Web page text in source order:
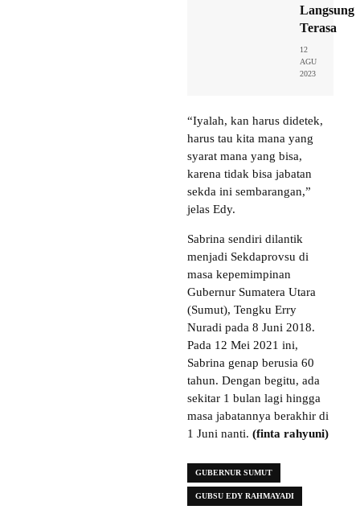
Langsung
Terasa
12
AGU
2023
“Iyalah, kan harus didetek,
harus tau kita mana yang
syarat mana yang bisa,
karena tidak bisa jabatan
sekda ini sembarangan,”
jelas Edy.
Sabrina sendiri dilantik
menjadi Sekdaprovsu di
masa kepemimpinan
Gubernur Sumatera Utara
(Sumut), Tengku Erry
Nuradi pada 8 Juni 2018.
Pada 12 Mei 2021 ini,
Sabrina genap berusia 60
tahun. Dengan begitu, ada
sekitar 1 bulan lagi hingga
masa jabatannya berakhir di
1 Juni nanti. (finta rahyuni)
GUBERNUR SUMUT
GUBSU EDY RAHMAYADI